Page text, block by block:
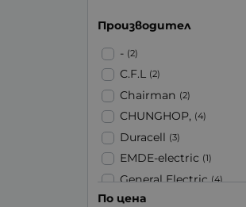
Производител
- (2)
C.F.L (2)
Chairman (2)
CHUNGHOP, (4)
Duracell (3)
EMDE-electric (1)
General Electric (4)
GP (2)
По цена